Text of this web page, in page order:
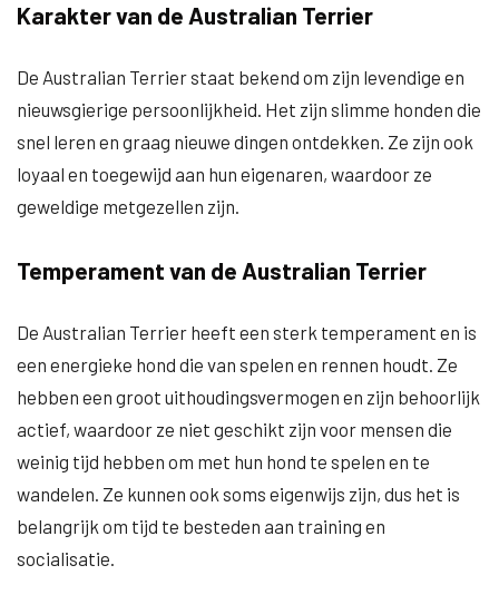
Karakter van de Australian Terrier
De Australian Terrier staat bekend om zijn levendige en
nieuwsgierige persoonlijkheid. Het zijn slimme honden die
snel leren en graag nieuwe dingen ontdekken. Ze zijn ook
loyaal en toegewijd aan hun eigenaren, waardoor ze
geweldige metgezellen zijn.
Temperament van de Australian Terrier
De Australian Terrier heeft een sterk temperament en is
een energieke hond die van spelen en rennen houdt. Ze
hebben een groot uithoudingsvermogen en zijn behoorlijk
actief, waardoor ze niet geschikt zijn voor mensen die
weinig tijd hebben om met hun hond te spelen en te
wandelen. Ze kunnen ook soms eigenwijs zijn, dus het is
belangrijk om tijd te besteden aan training en
socialisatie.